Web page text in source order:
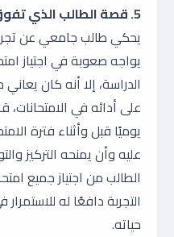
5. قصة الطالب الذي تفوق في دراسته
يحكي طالب جامعي عن
يواجه صعوبة في اجتياز
الدراسة، إلا أنه كان
على أدائه في الامتحانات،
يوميًا قبل وأثناء فترة
عليه وأن يمنحه التركيز
الطالب من اجتياز جميع
التجربة دافعًا له
حياته.